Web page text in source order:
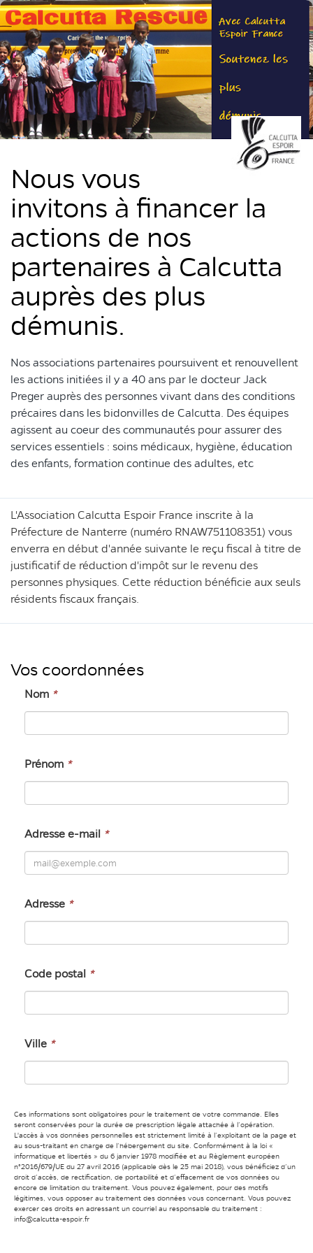
Nous vous
invitons à financer la
actions de nos
partenaires à Calcutta
auprès des plus
démunis.
Nos associations partenaires poursuivent et renouvellent
les actions initiées il y a 40 ans par le docteur Jack
Preger auprès des personnes vivant dans des conditions
précaires dans les bidonvilles de Calcutta. Des équipes
agissent au coeur des communautés pour assurer des
services essentiels : soins médicaux, hygiène, éducation
des enfants, formation continue des adultes, etc
L'Association Calcutta Espoir France inscrite à la
Préfecture de Nanterre (numéro RNAW751108351) vous
enverra en début d'année suivante le reçu fiscal à titre de
justificatif de réduction d'impôt sur le revenu des
personnes physiques. Cette réduction bénéficie aux seuls
résidents fiscaux français.
Vos coordonnées
Nom *
Prénom *
Adresse e-mail *
Adresse *
Code postal *
Ville *
Ces informations sont obligatoires pour le traitement de votre commande. Elles
seront conservées pour la durée de prescription légale attachée à l’opération.
L'accès à vos données personnelles est strictement limité à l’exploitant de la page et
au sous-traitant en charge de l’hébergement du site. Conformément à la loi «
informatique et libertés » du 6 janvier 1978 modifiée et au Règlement européen
n°2016/679/UE du 27 avril 2016 (applicable dès le 25 mai 2018), vous bénéficiez d’un
droit d’accès, de rectification, de portabilité et d’effacement de vos données ou
encore de limitation du traitement. Vous pouvez également, pour des motifs
légitimes, vous opposer au traitement des données vous concernant. Vous pouvez
exercer ces droits en adressant un courriel au responsable du traitement :
info@calcutta-espoir.fr